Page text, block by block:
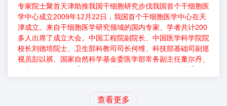
专家院士聚首天津助推我国干细胞研究步伐我国首个干细胞医
学中心成立2009年12月22日，我国首个干细胞医学中心在天
津成立。来自干细胞医学研究领域的国内专家、学者共计200
多人出席了成立大会。中国工程院副院长、中国医学科学院院
校长刘德培院士、卫生部科教司司长何维、科技部基础司副巡
视员彭以祺、国家自然科学基金委医学部常务副主任董尔丹、
血液学研究所党委书记、副所院长常子奎等领导参加会议。会
议由中国医学科学院副院校长詹启敏主持。中国医学科学院院
查看更多